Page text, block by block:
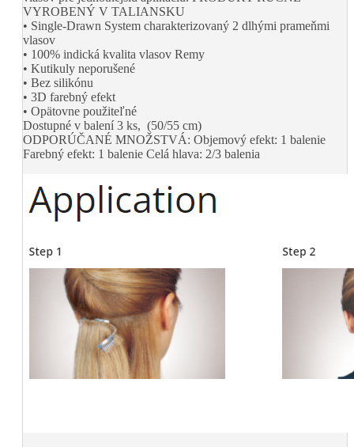
VYROBENÝ V TALIANSKU
• Single-Drawn System charakterizovaný 2 dlhými prameňmi
vlasov
• 100% indická kvalita vlasov Remy
• Kutikuly neporušené
• Bez silikónu
• 3D farebný efekt
• Opätovne použiteľné
Dostupné v balení 3 ks, (50/55 cm)
ODPORÚČANÉ MNOŽSTVÁ: Objemový efekt: 1 balenie
Farebný efekt: 1 balenie Celá hlava: 2/3 balenia